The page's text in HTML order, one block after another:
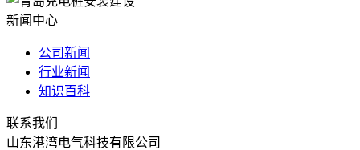
新闻中心
公司新闻
行业新闻
知识百科
联系我们
山东港湾电气科技有限公司